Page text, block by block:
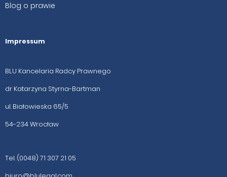
Blog o prawie
Impressum
BLU Kancelaria Radcy Prawnego
dr Katarzyna Styrna-Bartman
ul. Białowieska 65/5
54-234 Wrocław
Tel. (0048) 71 307 21 05